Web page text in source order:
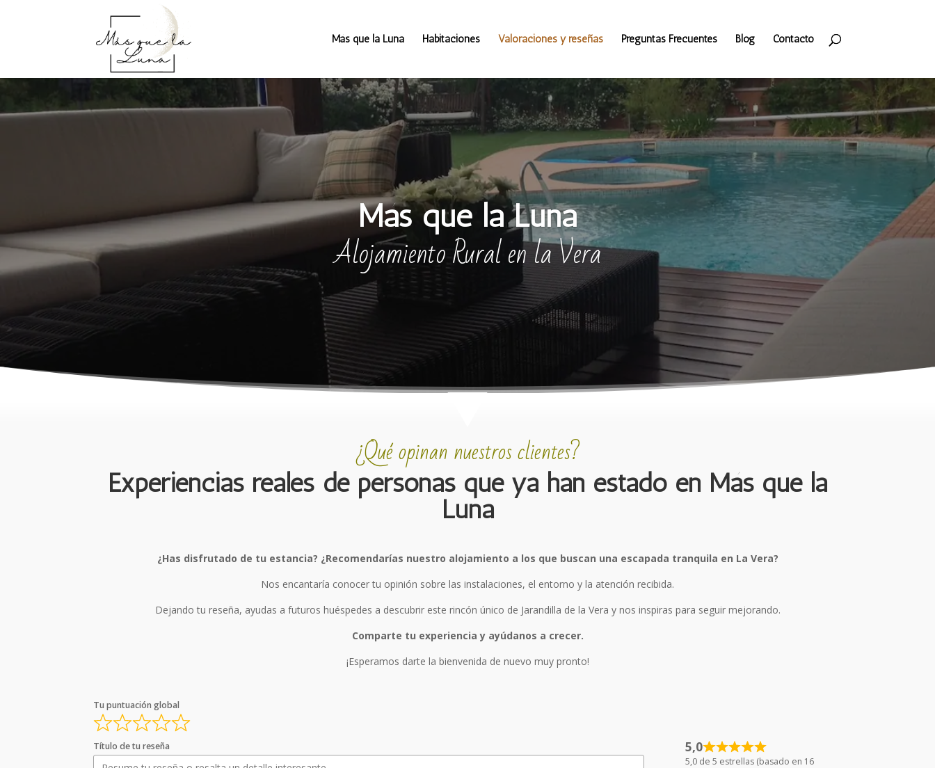
Más que la Luna Habitaciones Valoraciones y reseñas Preguntas Frecuentes Blog Contacto
Más que la Luna
Alojamiento Rural en la Vera
¿Qué opinan nuestros clientes?
Experiencias reales de personas que ya han estado en Más que la
Luna
¿Has disfrutado de tu estancia? ¿Recomendarías nuestro alojamiento a los que buscan una escapada tranquila en La Vera?
Nos encantaría conocer tu opinión sobre las instalaciones, el entorno y la atención recibida.
Dejando tu reseña, ayudas a futuros huéspedes a descubrir este rincón único de Jarandilla de la Vera y nos inspiras para seguir mejorando.
Comparte tu experiencia y ayúdanos a crecer.
¡Esperamos darte la bienvenida de nuevo muy pronto!
Tu puntuación global
Título de tu reseña 5,0
5,0 de 5 estrellas (basado en 16